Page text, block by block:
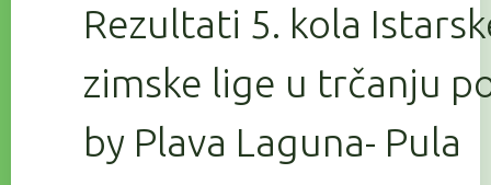
Rezultati 5. kola
zimske lige u trčanju
by Plava Laguna- Pula